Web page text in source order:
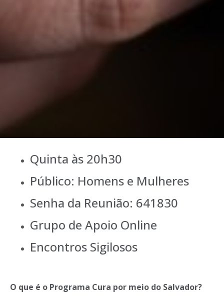
Quinta às 20h30
Público: Homens e Mulheres
Senha da Reunião: 641830
Grupo de Apoio Online
Encontros Sigilosos
O que é o Programa Cura por meio do Salvador?